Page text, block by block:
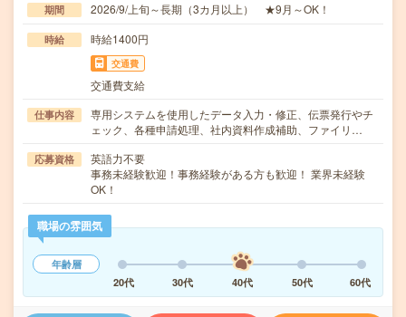
期間 2026/9/上旬～長期（3カ月以上） ★9月～OK！
時給 時給1400円
交通費
交通費支給
仕事内容
専用システムを使用したデータ入力・修正、伝票発行やチ
ェック、各種申請処理、社内資料作成補助、ファイリ…
応募資格
英語力不要
事務未経験歓迎！事務経験がある方も歓迎！ 業界未経験
OK！
職場の雰囲気
年齢層
20代
30代 40代 50代 60代